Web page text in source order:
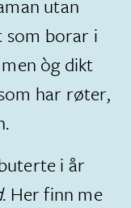
utan
som borar i
òg dikt
har røter,
i år
. Her finn me